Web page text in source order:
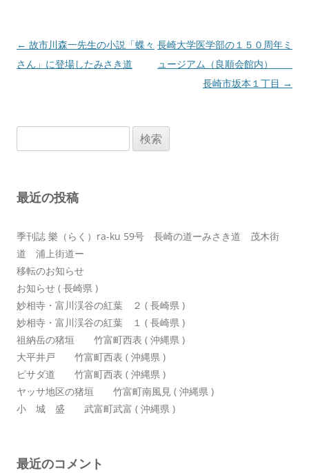
投
稿
ン
← 故市川森一先生の小説「蝶々
さん」に登場したみさき道
長崎大学医学部の１５０周年ミ
ュージアム（良順会館内）
長崎市坂本１丁目 →
索:
最近の投稿
季刊誌 樂（らく）ra-ku 59号 長崎の道ーみさき道 茂木街
道 浦上街道ー
移転のお知らせ
お知らせ ( 長崎県 )
妙相寺・富川渓谷の紅葉 ２ ( 長崎県 )
妙相寺・富川渓谷の紅葉 １ ( 長崎県 )
祖納岳の猪垣 竹富町西表 ( 沖縄県 )
大平井戸 竹富町西表 ( 沖縄県 )
ピサダ道 竹富町西表 ( 沖縄県 )
ヤッサ地区の猪垣 竹富町南風見 ( 沖縄県 )
小 城 盛 武富町武富 ( 沖縄県 )
最近のコメント